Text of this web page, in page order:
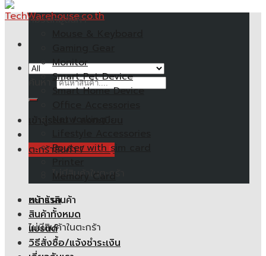
ตะกร้าสินค้า /0.00฿
ไม่มีสินค้าในตะกร้า
ตะกร้าสินค้า
ไม่มีสินค้าในตะกร้า
หมวดหมู่สินค้า
Monitor
Smart Pet Device
Smart Home Device
Router with sim card
Memory Card
หน้าแรก
สินค้าทั้งหมด
แบรนด์
วิธีสั่งซื้อ/แจ้งชำระเงิน